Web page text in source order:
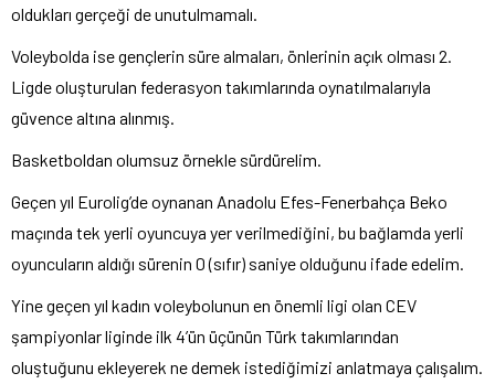
oldukları gerçeği de unutulmamalı.
Voleybolda ise gençlerin süre almaları, önlerinin açık olması 2.
Ligde oluşturulan federasyon takımlarında oynatılmalarıyla
güvence altına alınmış.
Basketboldan olumsuz örnekle sürdürelim.
Geçen yıl Eurolig’de oynanan Anadolu Efes-Fenerbahça Beko
maçında tek yerli oyuncuya yer verilmediğini, bu bağlamda yerli
oyuncuların aldığı sürenin 0 (sıfır) saniye olduğunu ifade edelim.
Yine geçen yıl kadın voleybolunun en önemli ligi olan CEV
şampiyonlar liginde ilk 4’ün üçünün Türk takımlarından
oluştuğunu ekleyerek ne demek istediğimizi anlatmaya çalışalım.